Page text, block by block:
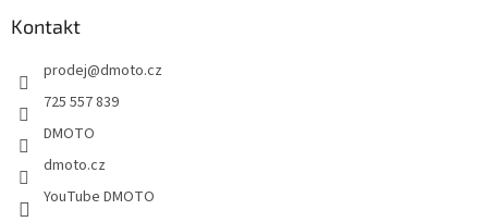
Kontakt
prodej@dmoto.cz
725 557 839
DMOTO
dmoto.cz
YouTube DMOTO